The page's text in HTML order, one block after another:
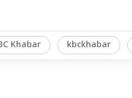
Khabar kbckhabar